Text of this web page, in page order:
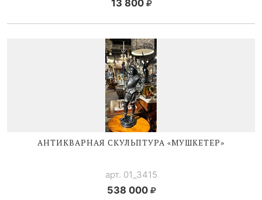
13 800
АНТИКВАРНАЯ СКУЛЬПТУРА «МУШКЕТЕР»
арт. 01_3415
538 000